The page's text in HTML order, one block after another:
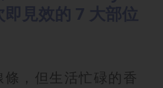
，但生活忙碌的香